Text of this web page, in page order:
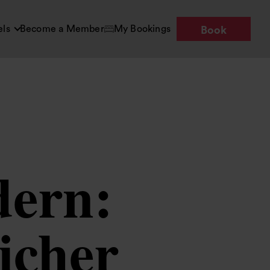
Become a Member My Bookings Book